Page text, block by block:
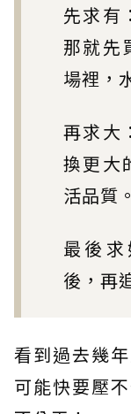
先求有
那就先
場裡，
再求大
換更大
活品質。
最後
後，再
看到過去幾
可能快要壓